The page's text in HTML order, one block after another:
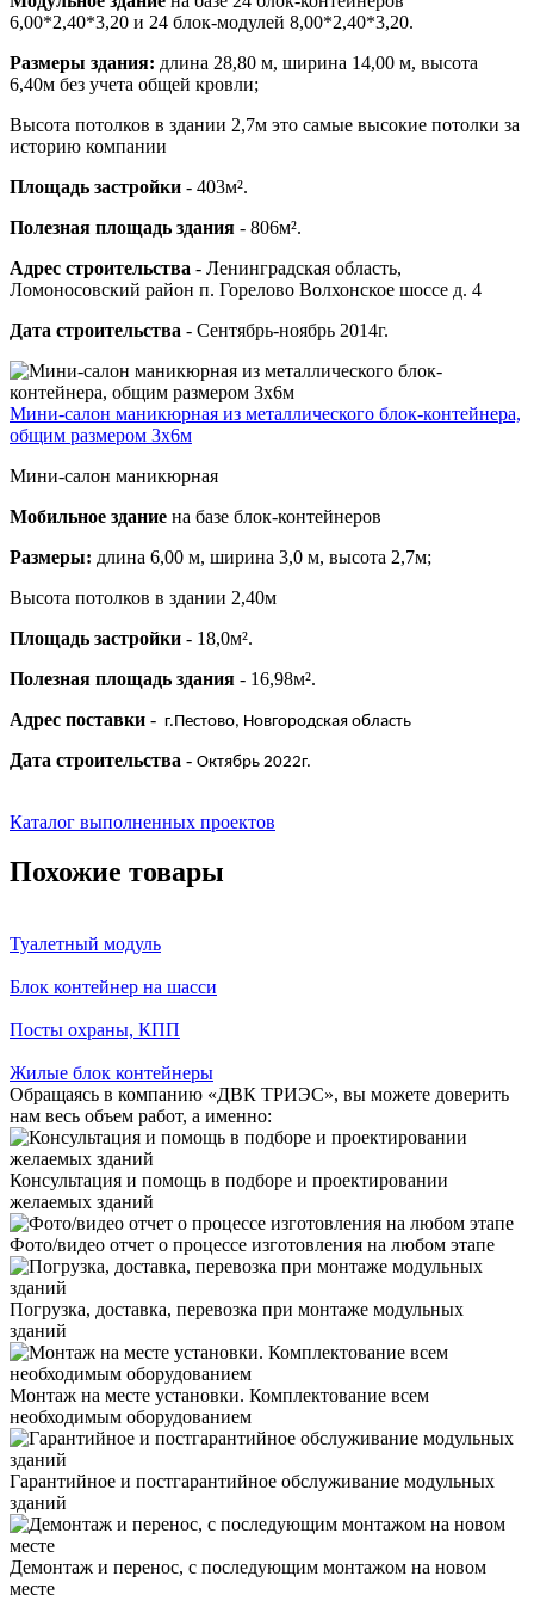
6,00*2,40*3,20 и 24 блок-модулей 8,00*2,40*3,20.
Размеры здания: длина 28,80 м, ширина 14,00 м, высота
6,40м без учета общей кровли;
Высота потолков в здании 2,7м это самые высокие потолки за
историю компании
Площадь застройки - 403м².
Полезная площадь здания - 806м².
Адрес строительства - Ленинградская область,
Ломоносовский район п. Горелово Волхонское шоссе д. 4
Дата строительства - Сентябрь-ноябрь 2014г.
Мини-салон маникюрная из металлического блок-контейнера,
общим размером 3х6м
Мини-салон маникюрная
Мобильное здание на базе блок-контейнеров
Размеры: длина 6,00 м, ширина 3,0 м, высота 2,7м;
Высота потолков в здании 2,40м
Площадь застройки - 18,0м².
Полезная площадь здания - 16,98м².
Адрес поставки - г.Пестово, Новгородская область
Дата строительства - Октябрь 2022г.
Каталог выполненных проектов
Похожие товары
Туалетный модуль
Блок контейнер на шасси
Посты охраны, КПП
Жилые блок контейнеры
Обращаясь в компанию «ДВК ТРИЭС», вы можете доверить
нам весь объем работ, а именно:
Консультация и помощь в подборе и проектировании
желаемых зданий
Фото/видео отчет о процессе изготовления на любом этапе
Погрузка, доставка, перевозка при монтаже модульных
зданий
Монтаж на месте установки. Комплектование всем
необходимым оборудованием
Гарантийное и постгарантийное обслуживание модульных
зданий
Демонтаж и перенос, с последующим монтажом на новом
месте